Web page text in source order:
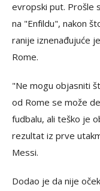
evropski put. Prošle
na "Enfildu", nakon
ranije iznenađujuće
Rome.
"Ne mogu objasniti
od Rome se može
fudbalu, ali teško je
rezultat iz prve
Messi.
Dodao je da nije